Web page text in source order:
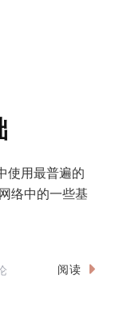
使用最普遍的
络中的一些基
阅读